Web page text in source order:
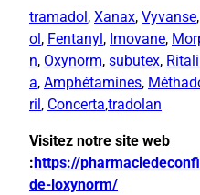
tramadol , Xanax, Vyvanse,
ol , Fentanyl , Imovane,
n, Oxynorm, subutex,
a, Amphétamines,
ril , Concerta,tradolan
Visitez notre site web
: https://
de-loxynorm/